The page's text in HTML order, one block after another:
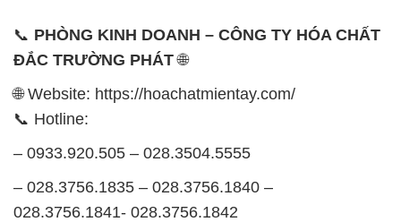
📞 PHÒNG KINH DOANH – CÔNG TY HÓA CHẤT
ĐẮC TRƯỜNG PHÁT🌐
🌐 Website: https://hoachatmientay.com/
📞 Hotline:
– 0933.920.505 – 028.3504.5555
– 028.3756.1835 – 028.3756.1840 –
028.3756.1841- 028.3756.1842